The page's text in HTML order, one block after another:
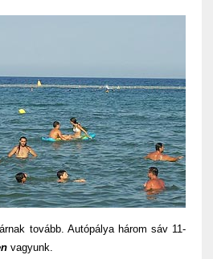
tovább. Autópálya három sáv 11-
vagyunk.